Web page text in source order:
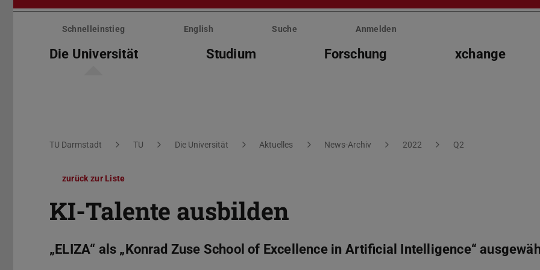
Menü
überspringenSchnelleinstieg English Suche Anmelden
Die Universität Studium Forschung xchange
Sie befinden sich hier:
TU Darmstadt TU Die Universität Aktuelles News-Archiv 2022 Q2
zurück zur Liste
KI-Talente ausbilden
„ELIZA“ als „Konrad Zuse School of Excellence in Artificial Intelligence“